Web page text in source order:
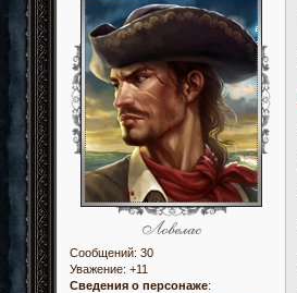
Сообщений: 30
Уважение: +11
Сведения о персонаже: